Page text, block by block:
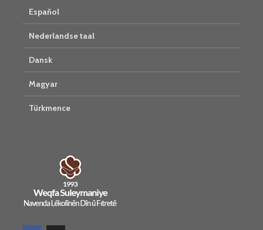
Español
Nederlandse taal
Dansk
Magyar
Türkmence